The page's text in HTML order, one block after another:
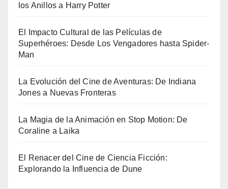
los Anillos a Harry Potter
El Impacto Cultural de las Películas de
Superhéroes: Desde Los Vengadores hasta Spider-
Man
La Evolución del Cine de Aventuras: De Indiana
Jones a Nuevas Fronteras
La Magia de la Animación en Stop Motion: De
Coraline a Laika
El Renacer del Cine de Ciencia Ficción:
Explorando la Influencia de Dune